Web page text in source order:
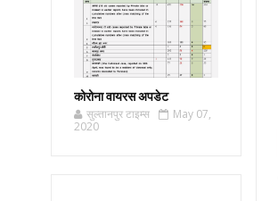
कोरोना वायरस अपडेट
सुल्तानपुर टाइम्स
May 07,
2020